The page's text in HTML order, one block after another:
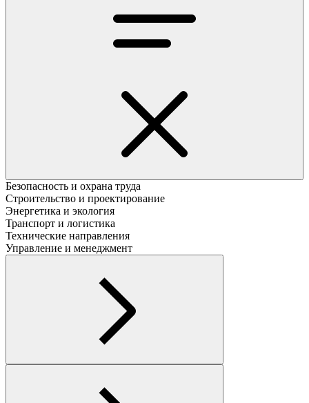
Безопасность и охрана труда
Строительство и проектирование
Энергетика и экология
Транспорт и логистика
Технические направления
Управление и менеджмент